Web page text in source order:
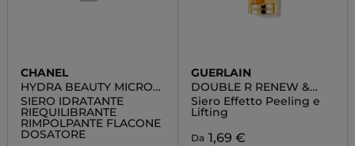
CHANEL
HYDRA BEAUTY MICRO
SÉRUM
SIERO IDRATANTE
RIEQUILIBRANTE
RIMPOLPANTE FLACONE
DOSATORE
GUERLAIN
DOUBLE R RENEW &
REPAIR ADVANCED
SERUM
Siero Effetto Peeling e
Lifting
Da 1,69 €